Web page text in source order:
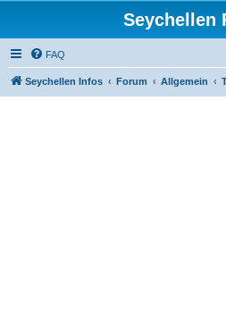
Seychellen
FAQ
Seychellen Infos Forum Allgemein